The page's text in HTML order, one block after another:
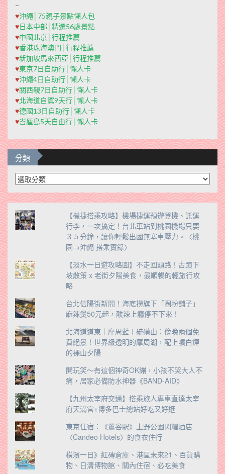
–
♥沖繩│75親子景點懶人包
♥日本中部│精選56處景點
♥中國北京│行程推薦
♥香港珠海澳門│行程推薦
♥新加坡馬來西亞│行程推薦
♥東京7日自助行│懶人卡
♥沖繩4日自助行│懶人卡
♥關西親7日自助行│懶人卡
♥北海道自駕9天行│懶人卡
♥德國13日自助行│懶人卡
♥峇厘島5天自由行│懶人卡
分類
分
類
【機捷搭乘攻略】機場捷運預辦登機、託運
行李，一次搞定！台北車站到桃園機場只要
３５分鐘，讓你輕鬆出國無塞車壓力。〈桃
園→沖繩 搭乘實錄〉
【淡水一日遊攻略圖】不走回頭路！古蹟下
坡散策 x 老街夕陽美食，最順暢的輕旅行攻
略
台北信陽街新開！海底撈旗下「圈粉舖子」
麻辣燙50元起，酸辣上癮停不下來！
北海道道東｜摩周藍＋硫磺山：傍晚兩個免
費絕景！世界級透明的摩周湖，配上噴白煙
的裸山夕陽
開玩笑～有這個神奇OK繃，小孩不哭大人不
痛，居家必備防水神器《BAND-AID》
【九州太宰府交通】搭乘旅人專車直達太宰
府天滿宮+博多巴士總站好吃又好逛
東京住宿：《鶑谷駅》上野公園閃耀酒店
〈Candeo Hotels〉的食衣住行
橫濱一日》紅磚倉庫、港區未來21、百貨購
物、日清博物館、關內住宿、必吃美食